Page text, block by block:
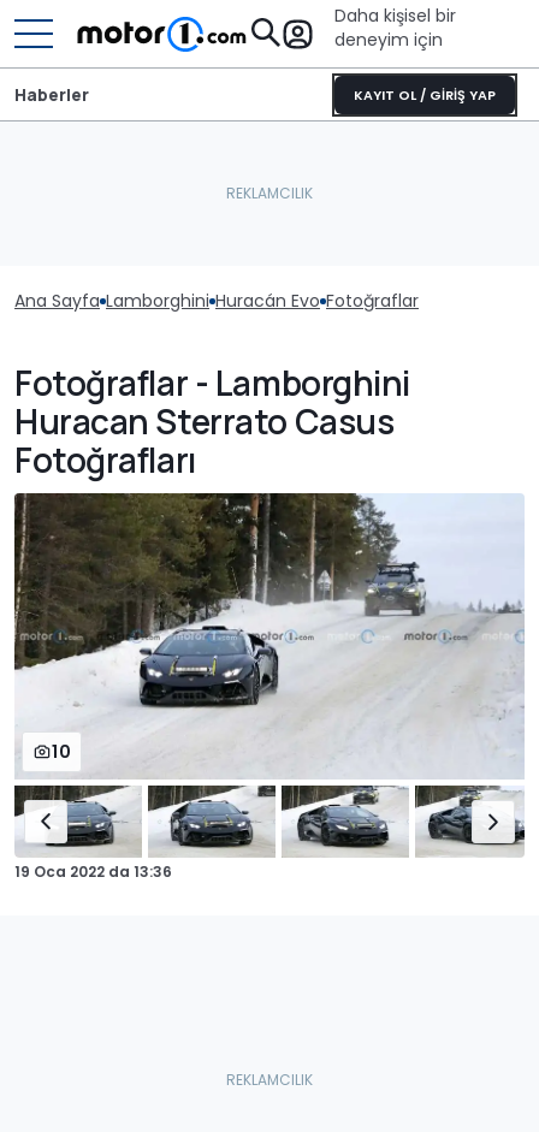
Daha kişisel bir
deneyim için
KAYIT OL / GİRİŞ YAP
Haberler
Ana Sayfa Lamborghini Huracán Evo Fotoğraflar
Fotoğraflar - Lamborghini
Huracan Sterrato Casus
Fotoğrafları
10
19 Oca 2022 da 13:36